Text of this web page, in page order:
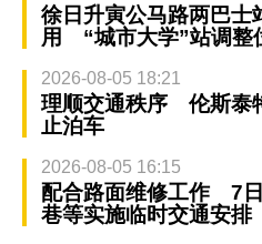
徐日升寅公马路两巴士
用 “城市大学”站调
2026-08-05 18:21
理顺交通秩序 伦斯泰
止泊车
2026-08-05 16:15
配合路面维修工作 7
巷等实施临时交通安排